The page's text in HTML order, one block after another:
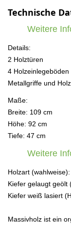
Technische
Weitere
Details:
2 Holztüren
4 Holzeinlegeböden
Metallgriffe und
Maße:
Breite: 109 cm
Höhe: 92 cm
Tiefe: 47 cm
Weitere
Holzart (wahlweise):
Kiefer gelaugt geölt
Kiefer weiß lasiert
Massivholz ist ein